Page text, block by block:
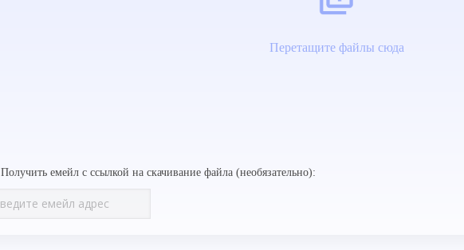
Перетащите файлы сюда
Получить емейл с ссылкой на скачивание файла (необязательно):